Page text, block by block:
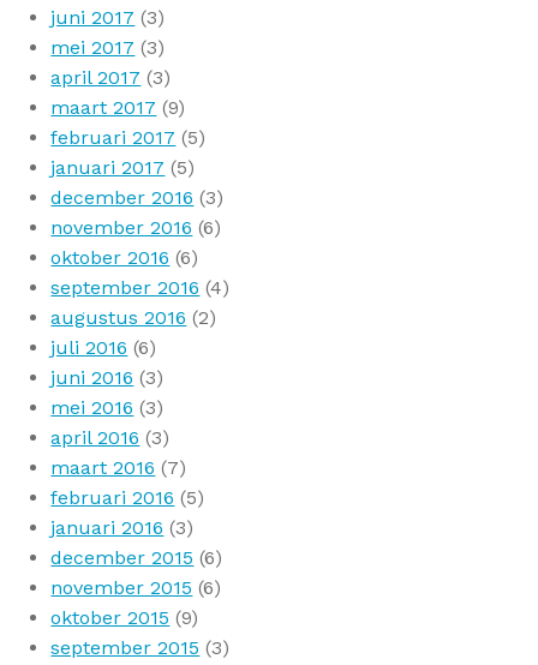
juni 2017 (3)
mei 2017 (3)
april 2017 (3)
maart 2017 (9)
februari 2017 (5)
januari 2017 (5)
december 2016 (3)
november 2016 (6)
oktober 2016 (6)
september 2016 (4)
augustus 2016 (2)
juli 2016 (6)
juni 2016 (3)
mei 2016 (3)
april 2016 (3)
maart 2016 (7)
februari 2016 (5)
januari 2016 (3)
december 2015 (6)
november 2015 (6)
oktober 2015 (9)
september 2015 (3)